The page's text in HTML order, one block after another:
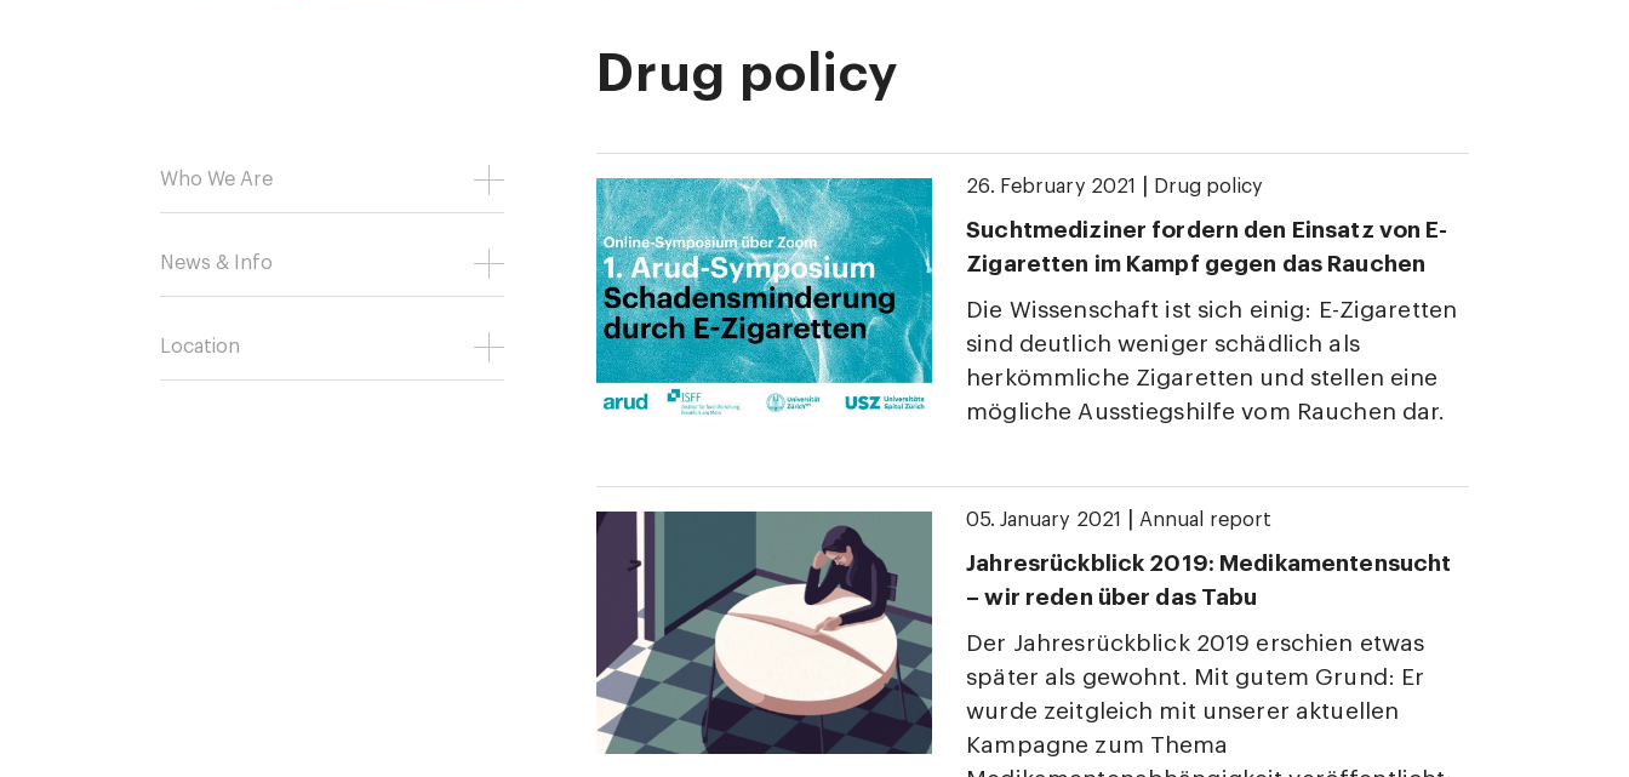
Drug policy
Who We Are
News & Info
Location
26. February 2021 Drug policy
Suchtmediziner fordern den Einsatz von E-
Zigaretten im Kampf gegen das Rauchen
Die Wissenschaft ist sich einig: E-Zigaretten
sind deutlich weniger schädlich als
herkömmliche Zigaretten und stellen eine
mögliche Ausstiegshilfe vom Rauchen dar.
05. January 2021 Annual report
Jahresrückblick 2019: Medikamentensucht
– wir reden über das Tabu
Der Jahresrückblick 2019 erschien etwas
später als gewohnt. Mit gutem Grund: Er
wurde zeitgleich mit unserer aktuellen
Kampagne zum Thema